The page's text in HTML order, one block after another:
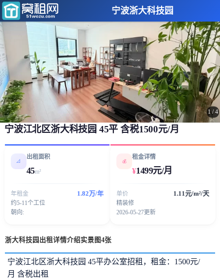
宁波浙大科技园
1/4
宁波江北区浙大科技园 45平 含税1500元/月
📐
出租面积
45m²
年租金 1.82万/年
约5-11个工位
朝向:
💰
租金详情
¥1499元/月
单价 1.11元/m²/天
精装修
2026-05-27更新
浙大科技园出租详情介绍实景图4张
宁波江北区浙大科技园 45平办公室招租，租金：1500元/
月 含税出租